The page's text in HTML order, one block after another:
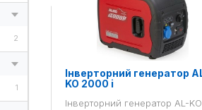
2
1
Інверторний генератор
KO 2000 i
Інверторний генератор AL-KO